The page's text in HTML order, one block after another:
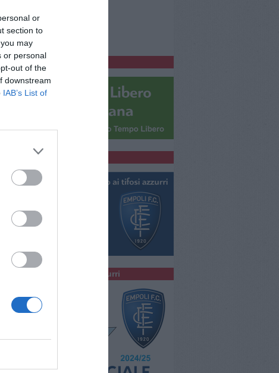
or
section to
may
or personal
out of the
downstream
IAB’s List of
pubblicitàCl
Pubblicità
Ascolta la Radio degli Azzurri